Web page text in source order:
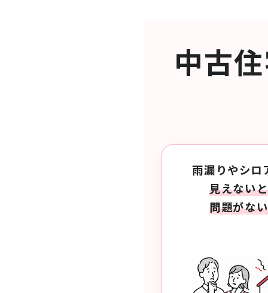
中古
雨漏りやシロ
見えない
問題がな